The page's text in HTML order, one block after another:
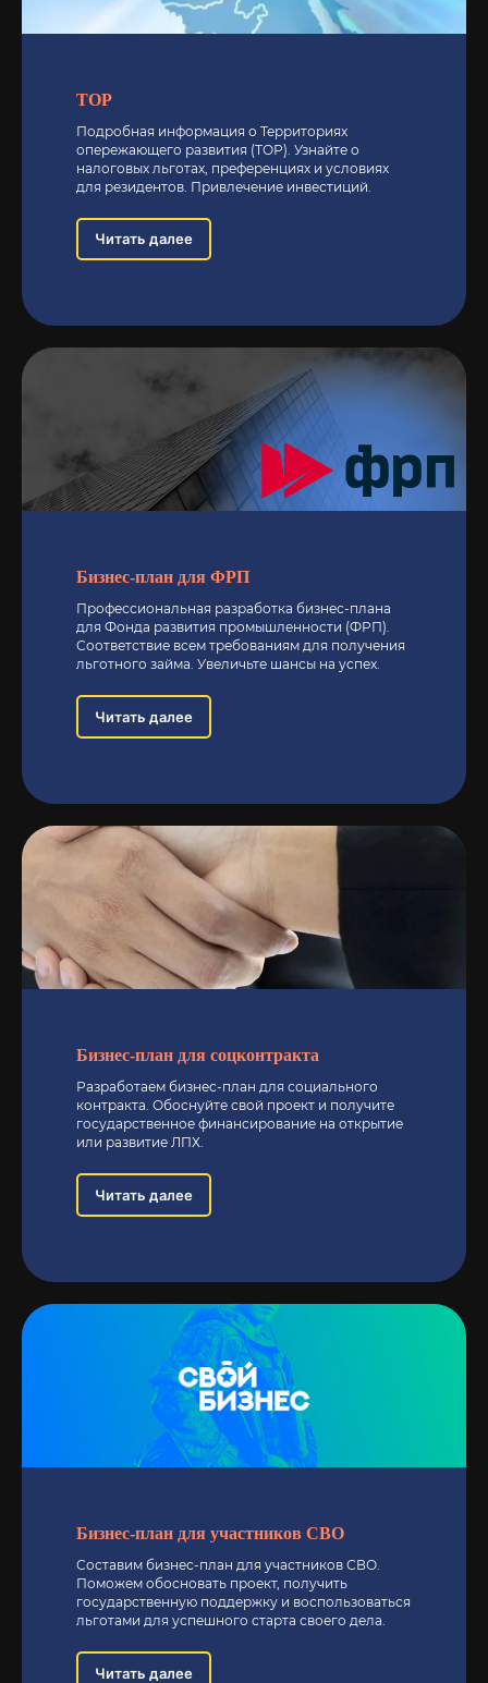
ТОР
Подробная информация о Территориях
опережающего развития (ТОР). Узнайте о
налоговых льготах, преференциях и условиях
для резидентов. Привлечение инвестиций.
Читать далее
Бизнес-план для ФРП
Профессиональная разработка бизнес-плана
для Фонда развития промышленности (ФРП).
Соответствие всем требованиям для получения
льготного займа. Увеличьте шансы на успех.
Читать далее
Бизнес-план для соцконтракта
Разработаем бизнес-план для социального
контракта. Обоснуйте свой проект и получите
государственное финансирование на открытие
или развитие ЛПХ.
Читать далее
Бизнес-план для участников СВО
Составим бизнес-план для участников СВО.
Поможем обосновать проект, получить
государственную поддержку и воспользоваться
льготами для успешного старта своего дела.
Читать далее
СВЯЗЬ С НАМИ